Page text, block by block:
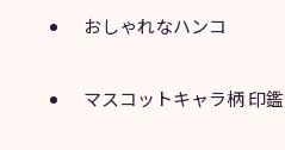
おしゃれなハンコ
マスコットキャラ柄 印鑑